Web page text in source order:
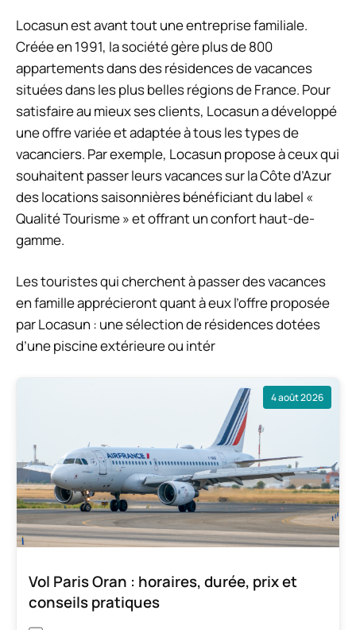
Locasun est avant tout une entreprise familiale.
Créée en 1991, la société gère plus de 800
appartements dans des résidences de vacances
situées dans les plus belles régions de France. Pour
satisfaire au mieux ses clients, Locasun a développé
une offre variée et adaptée à tous les types de
vacanciers. Par exemple, Locasun propose à ceux qui
souhaitent passer leurs vacances sur la Côte d’Azur
des locations saisonnières bénéficiant du label «
Qualité Tourisme » et offrant un confort haut-de-
gamme.
Les touristes qui cherchent à passer des vacances
en famille apprécieront quant à eux l’offre proposée
par Locasun : une sélection de résidences dotées
d’une piscine extérieure ou intér
4 août 2026
Vol Paris Oran : horaires, durée, prix et
conseils pratiques